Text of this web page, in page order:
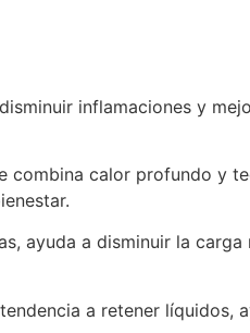
inflamaciones y
calor profundo y
ayuda a disminuir la
a retener líquidos,